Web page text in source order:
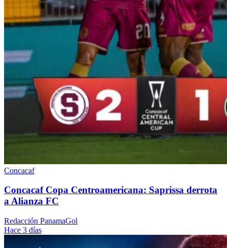
Concacaf
Concacaf Copa Centroamericana: Saprissa derrota
a Alianza FC
Redacción PanamaGol
Hace 3 días